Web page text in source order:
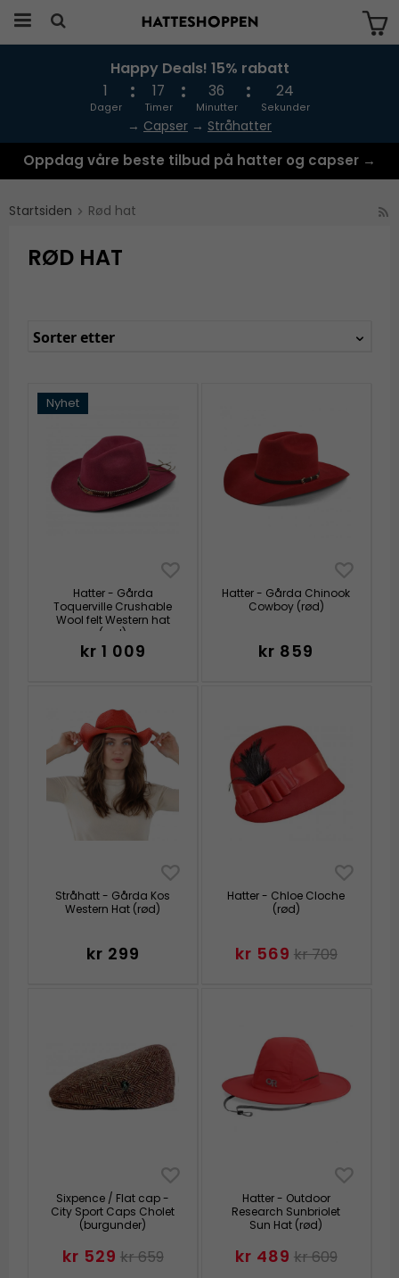
Produktet har blitt lagt til i handlekurven
Happy Deals! 15% rabatt
1
Dager
17
Timer
36
Minutter
23
Sekunder
→ Capser → Stråhatter
Oppdag våre beste tilbud på hatter og capser →
Startsiden Rød hat
RØD HAT
Sorter etter
Nyhet
Hatter - Gårda
Toquerville Crushable
Wool felt Western hat
(rød)
kr 1 009
Hatter - Gårda Chinook
Cowboy (rød)
kr 859
Stråhatt - Gårda Kos
Western Hat (rød)
kr 299
Hatter - Chloe Cloche
(rød)
kr 569 kr 709
Sixpence / Flat cap -
City Sport Caps Cholet
(burgunder)
kr 529 kr 659
Hatter - Outdoor
Research Sunbriolet
Sun Hat (rød)
kr 489 kr 609